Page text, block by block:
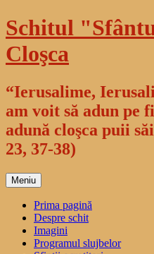
Sari
la
conținut
Schitul
Cloşca
“Ierusalime,
am voit să adun pe
adună cloşca puii
23, 37-38)
Meniu
Prima pagină
Despre schit
Imagini
Programul slujbelor